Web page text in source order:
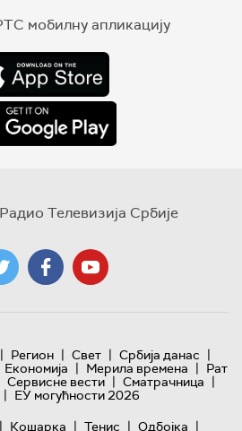
мобилну апликацију
Радио Телевизија Србије
| Регион | Свет | Србија данас |
Економија | Мерила времена | Рат
Сервисне вести | Сматрачница |
| ЕУ могућности 2026
| Кошарка | Тенис | Одбојка |